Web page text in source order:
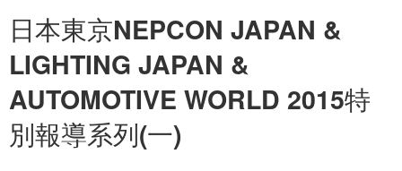
日本東京NEPCON JAPAN &
LIGHTING JAPAN &
AUTOMOTIVE WORLD 2015特
別報導系列(一)